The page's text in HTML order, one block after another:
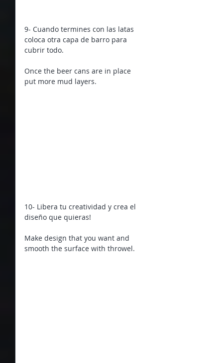
9- Cuando termines con las latas
coloca otra capa de barro para
cubrir todo.
Once the beer cans are in place
put more mud layers.
10- Libera tu creatividad y crea el
diseño que quieras!
Make design that you want and
smooth the surface with throwel.